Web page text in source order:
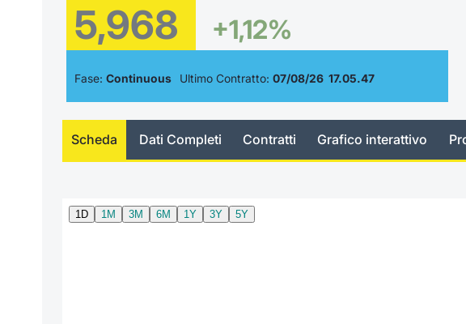
5,968 +1,12%
Fase: Continuous Ultimo Contratto: 07/08/26 17.05.47
Scheda Dati Completi Contratti Grafico interattivo